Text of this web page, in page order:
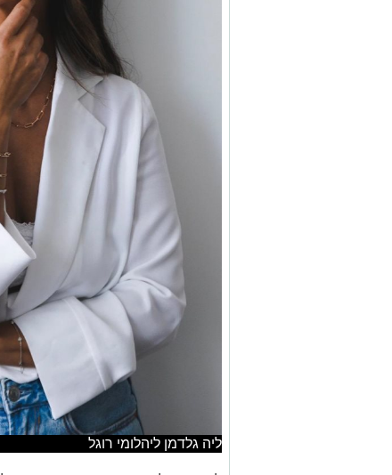
ליה גלדמן ליהלומי רוגל